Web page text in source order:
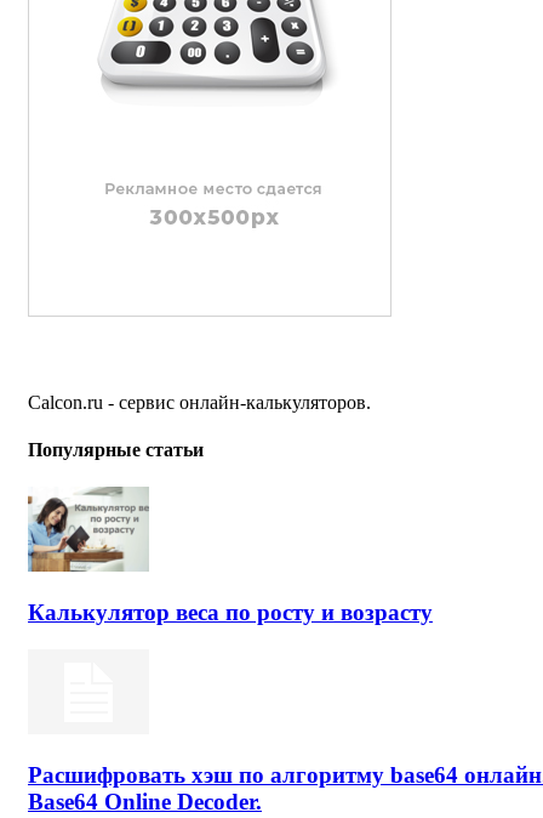
Calcon.ru - сервис онлайн-калькуляторов.
Популярные статьи
Калькулятор веса по росту и возрасту
Расшифровать хэш по алгоритму base64
Base64 Online Decoder.